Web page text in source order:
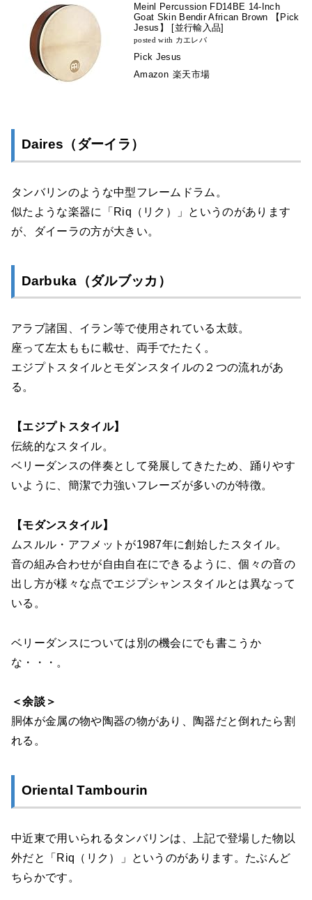
Meinl Percussion FD14BE 14-Inch
Goat Skin Bendir African Brown 【Pick
Jesus】 [並行輸入品]
posted with カエレバ
Pick Jesus
Amazon 楽天市場
Daires（ダーイラ）
タンバリンのような中型フレームドラム。
似たような楽器に「Riq（リク）」というのがあります
が、ダイーラの方が大きい。
Darbuka（ダルブッカ）
アラブ諸国、イラン等で使用されている太鼓。
座って左太ももに載せ、両手でたたく。
エジプトスタイルとモダンスタイルの２つの流れがあ
る。
【エジプトスタイル】
伝統的なスタイル。
ベリーダンスの伴奏として発展してきたため、踊りやす
いように、簡潔で力強いフレーズが多いのが特徴。
【モダンスタイル】
ムスルル・アフメットが1987年に創始したスタイル。
音の組み合わせが自由自在にできるように、個々の音の
出し方が様々な点でエジプシャンスタイルとは異なって
いる。
ベリーダンスについては別の機会にでも書こうか
な・・・。
＜余談＞
胴体が金属の物や陶器の物があり、陶器だと倒れたら割
れる。
Oriental Tambourin
中近東で用いられるタンバリンは、上記で登場した物以
外だと「Riq（リク）」というのがあります。たぶんど
ちらかです。